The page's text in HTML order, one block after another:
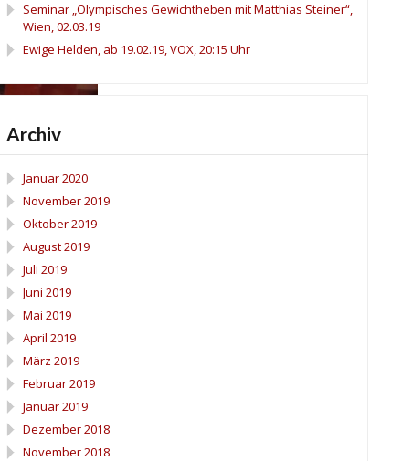
Seminar „Olympisches Gewichtheben mit Matthias Steiner“,
Wien, 02.03.19
Ewige Helden, ab 19.02.19, VOX, 20:15 Uhr
Archiv
Januar 2020
November 2019
Oktober 2019
August 2019
Juli 2019
Juni 2019
Mai 2019
April 2019
März 2019
Februar 2019
Januar 2019
Dezember 2018
November 2018